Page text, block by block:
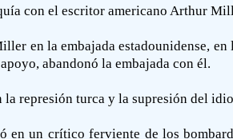
con el escritor americano Arthur
en la embajada estadounidense,
abandonó la embajada con él.
la represión turca y la supresión del
en un crítico ferviente de los